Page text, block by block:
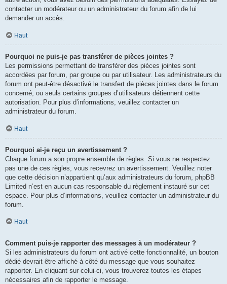
contacter un modérateur ou un administrateur du forum afin de lui
demander un accès.
Haut
Pourquoi ne puis-je pas transférer de pièces jointes ?
Les permissions permettant de transférer des pièces jointes sont
accordées par forum, par groupe ou par utilisateur. Les administrateurs du
forum ont peut-être désactivé le transfert de pièces jointes dans le forum
concerné, ou seuls certains groupes d’utilisateurs détiennent cette
autorisation. Pour plus d’informations, veuillez contacter un
administrateur du forum.
Haut
Pourquoi ai-je reçu un avertissement ?
Chaque forum a son propre ensemble de règles. Si vous ne respectez
pas une de ces règles, vous recevrez un avertissement. Veuillez noter
que cette décision n’appartient qu’aux administrateurs du forum, phpBB
Limited n’est en aucun cas responsable du règlement instauré sur cet
espace. Pour plus d’informations, veuillez contacter un administrateur du
forum.
Haut
Comment puis-je rapporter des messages à un modérateur ?
Si les administrateurs du forum ont activé cette fonctionnalité, un bouton
dédié devrait être affiché à côté du message que vous souhaitez
rapporter. En cliquant sur celui-ci, vous trouverez toutes les étapes
nécessaires afin de rapporter le message.